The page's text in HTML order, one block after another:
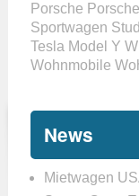
Porsche
Sportwagen
Tesla Model Y
Wohnmobile
News
Mietwagen